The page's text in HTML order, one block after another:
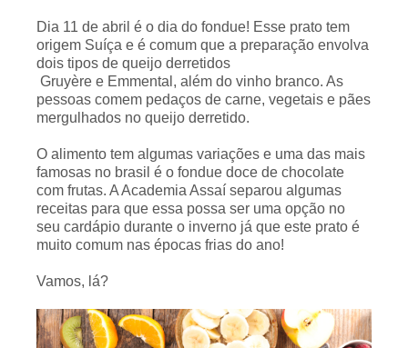
Dia 11 de abril é o dia do fondue! Esse prato tem
origem Suíça e é comum que a preparação envolva
dois tipos de queijo derretidos
Gruyère e Emmental, além do vinho branco. As
pessoas comem pedaços de carne, vegetais e pães
mergulhados no queijo derretido.
O alimento tem algumas variações e uma das mais
famosas no brasil é o fondue doce de chocolate
com frutas. A Academia Assaí separou algumas
receitas para que essa possa ser uma opção no
seu cardápio durante o inverno já que este prato é
muito comum nas épocas frias do ano!
Vamos, lá?